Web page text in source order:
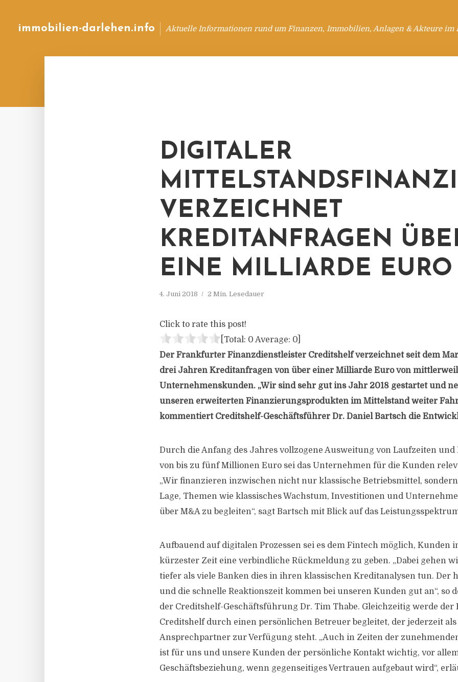
immobilien-darlehen.info Aktuelle Informationen rund um Finanzen, Immobilien, Anlagen & Akteure im
DIGITALER
VERZEICHNET
KREDITANFRAGEN
EINE MILLIARDE EURO
4. Juni 2018 2 Min. Lesedauer
Click to rate this post!
[Total: 0 Average: 0
Der Frankfurter Finanzdienstleister Creditshelf verzeichnet seit dem
drei Jahren Kreditanfragen von über einer Milliarde Euro von
Unternehmenskunden. „Wir sind sehr gut ins Jahr 2018 gestartet und
unseren erweiterten Finanzierungsprodukten im Mittelstand weiter
kommentiert Creditshelf-Geschäftsführer Dr. Daniel Bartsch die
Durch die Anfang des Jahres vollzogene Ausweitung von Laufzeiten
von bis zu fünf Millionen Euro sei das Unternehmen für die Kunden
„Wir finanzieren inzwischen nicht nur klassische Betriebsmittel,
Lage, Themen wie klassisches Wachstum, Investitionen und
über M&A zu begleiten“, sagt Bartsch mit Blick auf das
Aufbauend auf digitalen Prozessen sei es dem Fintech möglich, Kunden
kürzester Zeit eine verbindliche Rückmeldung zu geben. „Dabei gehen
tiefer als viele Banken dies in ihren klassischen Kreditanalysen tun. Der
und die schnelle Reaktionszeit kommen bei unseren Kunden gut an“, so
der Creditshelf-Geschäftsführung Dr. Tim Thabe. Gleichzeitig werde der
Creditshelf durch einen persönlichen Betreuer begleitet, der jederzeit als
Ansprechpartner zur Verfügung steht. „Auch in Zeiten der
ist für uns und unsere Kunden der persönliche Kontakt wichtig, vor
Geschäftsbeziehung, wenn gegenseitiges Vertrauen aufgebaut wird“,